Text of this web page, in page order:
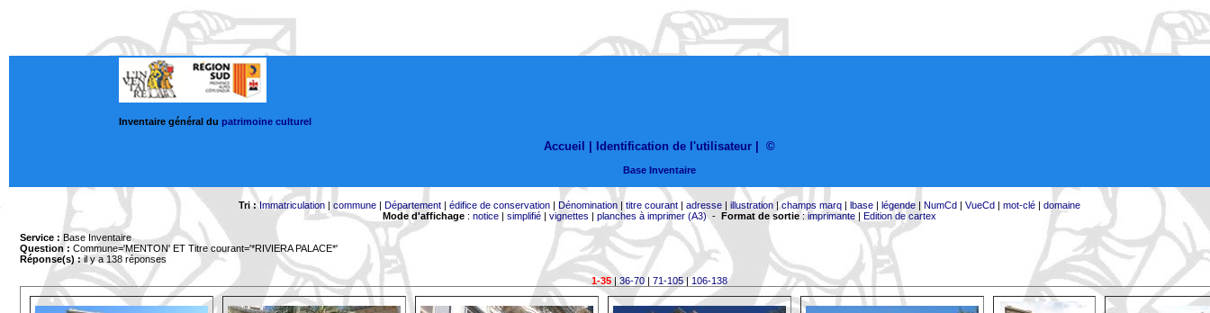
Inventaire général du patrimoine culturel
Accueil | Identification de l'utilisateur ©
Base Inventaire
Tri : Immatriculation| commune| Département| édifice de conservation| Dénomination| titre courant| adresse| illustration|champs marq| lbase| légende| NumCd| VueCd| mot-clé| domaine
Mode d'affichage: notice| simplifié| vignettes | planches à imprimer (A3)- Format de sortie:imprimante| Edition de cartex
Service : Base Inventaire
Question : Commune='MENTON' ET Titre courant='*RIVIERA PALACE*'
Réponse(s) :il y a 138 réponses
1-35|36-70| 71-105| 106-138